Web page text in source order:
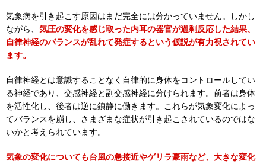
気象病を引き起こす原因はまだ完全には分かっていません。しかし
ながら、 気圧の変化を感じ取った内耳の器官が過剰反応した結果、
自律神経のバランスが乱れて発症するという仮説が有力視されてい
ます。
自律神経とは意識することなく自律的に身体をコントロールしてい
る神経であり、交感神経と副交感神経に分けられます。前者は身体
を活性化し、後者は逆に鎮静に働きます。これらが気象変化によっ
てバランスを崩し、さまざまな症状が引き起こされているのではな
いかと考えられています。
気象の変化についても台風の急接近やゲリラ豪雨など、大きな変化